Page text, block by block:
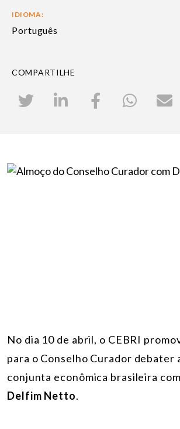
IDIOMA:
Português
COMPARTILHE
No dia 10 de abril, o CEBRI
para o Conselho Curador debater
conjunta econômica brasileira
Delfim Netto.